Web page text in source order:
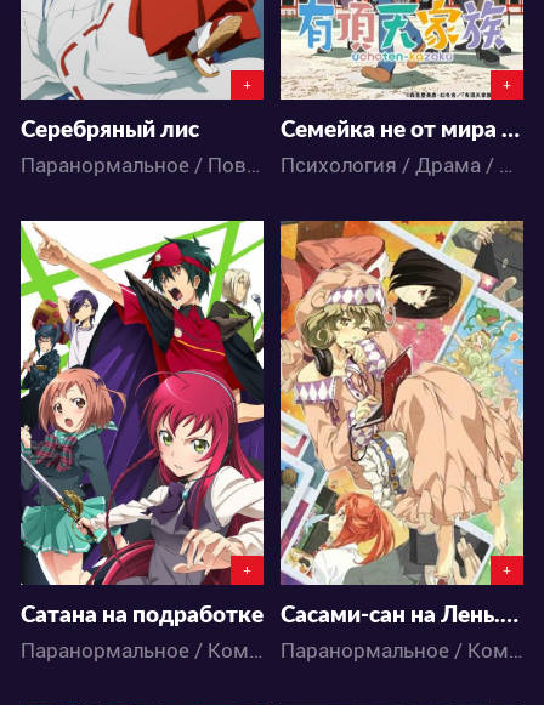
+
Серебряный лис
Паранормальное / Повседневность / Аниме
+
Семейка не от мира сего
Психология / Драма / Комедия / Повседневность / Аниме
6386
3 9
+
Сатана на подработке
Паранормальное / Комедия / Романтика / Фэнтези / Аниме
4572
0
+
Сасами-сан на Лень.com
Паранормальное / Комедия / Романтика / Аниме